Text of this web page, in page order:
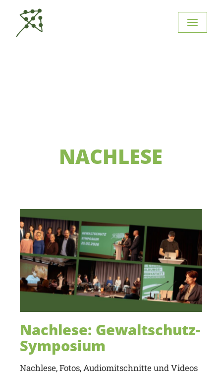
NACHLESE
Nachlese: Gewaltschutz-
Symposium
Nachlese, Fotos, Audiomitschnitte und Videos